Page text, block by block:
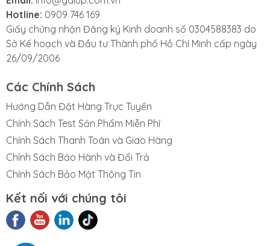
Hotline: 0909 746 169
Giấy chứng nhận Đăng ký Kinh doanh số 0304588383 do
Sở Kế hoạch và Đầu tư Thành phố Hồ Chí Minh cấp ngày
26/09/2006
Các Chính Sách
Hướng Dẫn Đặt Hàng Trực Tuyến
Chính Sách Test Sản Phẩm Miễn Phí
Chính Sách Thanh Toán và Giao Hàng
Chính Sách Bảo Hành và Đổi Trả
Chính Sách Bảo Mật Thông Tin
Kết nối với chúng tôi